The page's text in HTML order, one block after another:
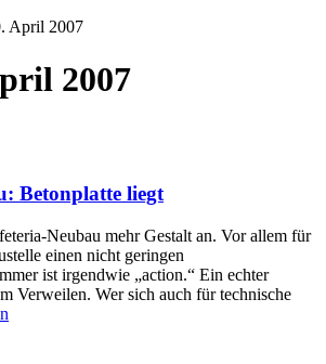
April 2007
2007
Betonplatte liegt
Neubau mehr Gestalt an. Vor allem für
einen nicht geringen
ist irgendwie „action.“ Ein echter
Verweilen. Wer sich auch für technische